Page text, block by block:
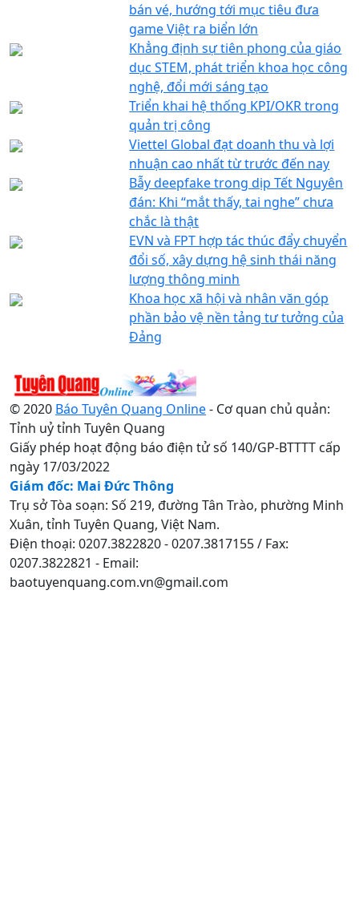
bán vé, hướng tới mục tiêu đưa
game Việt ra biển lớn
Khẳng định sự tiên phong của giáo
dục STEM, phát triển khoa học công
nghệ, đổi mới sáng tạo
Triển khai hệ thống KPI/OKR trong
quản trị công
Viettel Global đạt doanh thu và lợi
nhuận cao nhất từ trước đến nay
Bẫy deepfake trong dịp Tết Nguyên
đán: Khi “mắt thấy, tai nghe” chưa
chắc là thật
EVN và FPT hợp tác thúc đẩy chuyển
đổi số, xây dựng hệ sinh thái năng
lượng thông minh
Khoa học xã hội và nhân văn góp
phần bảo vệ nền tảng tư tưởng của
Đảng
© 2020 Báo Tuyên Quang Online- Cơ quan chủ quản:
Tỉnh uỷ tỉnh Tuyên Quang
Giấy phép hoạt động báo điện tử số 140/GP-BTTTT cấp
ngày 17/03/2022
Giám đốc: Mai Đức Thông
Trụ sở Tòa soạn: Số 219, đường Tân Trào, phường Minh
Xuân, tỉnh Tuyên Quang, Việt Nam.
Điện thoại: 0207.3822820 - 0207.3817155 / Fax:
0207.3822821 - Email:
baotuyenquang.com.vn@gmail.com